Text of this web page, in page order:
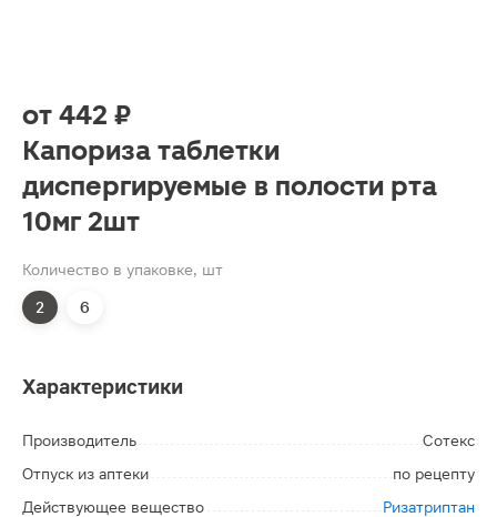
от 442 ₽
Капориза таблетки
диспергируемые в полости рта
10мг 2шт
Количество в упаковке, шт
2 6
Характеристики
Производитель
Сотекс
Отпуск из аптеки
по рецепту
Действующее вещество
Ризатриптан